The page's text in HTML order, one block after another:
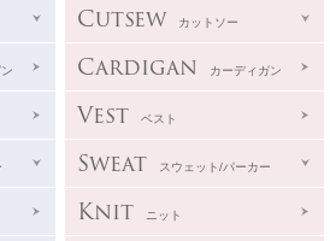
Cutsew カットソー
Cardigan カーディガン
Vest ベスト
Sweat スウェット/パーカー
Knit ニット